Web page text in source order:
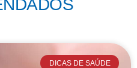
DICAS DE SAÚDE